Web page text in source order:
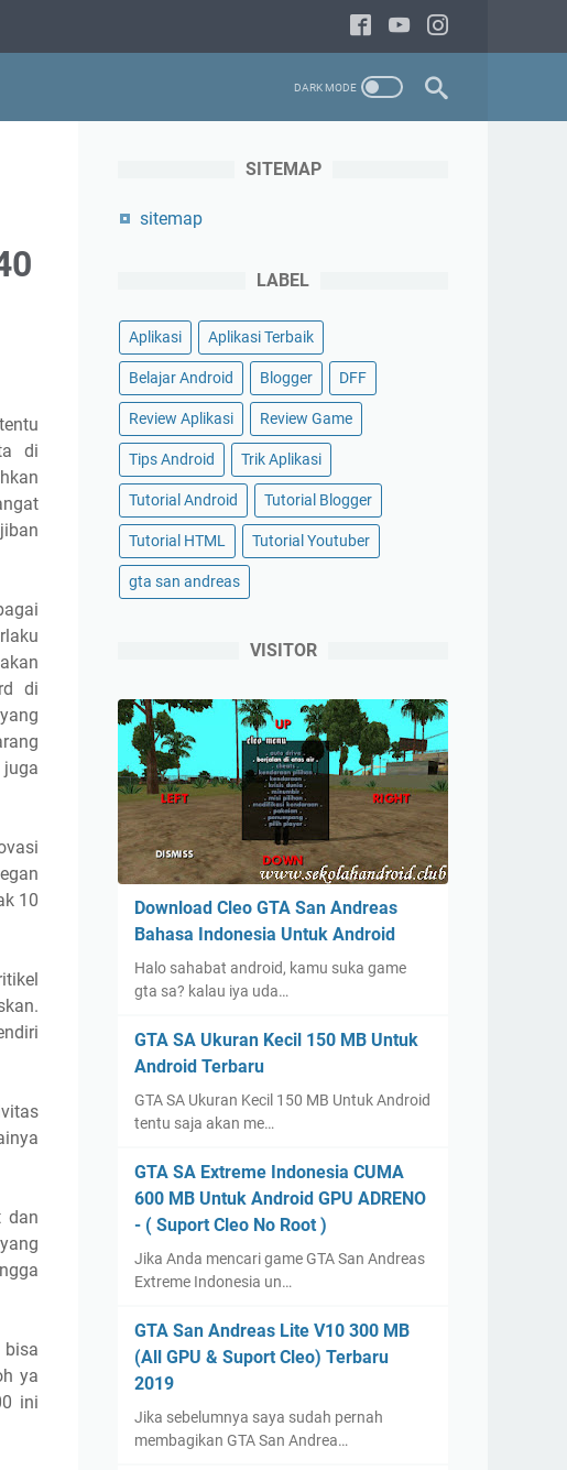
di
di
10
dan
bisa
ya
ini
SITEMAP
sitemap
LABEL
Aplikasi Aplikasi Terbaik
Belajar Android Blogger DFF
Review Aplikasi Review Game
Tips Android Trik Aplikasi
Tutorial Android Tutorial Blogger
Tutorial HTML Tutorial Youtuber
gta san andreas
VISITOR
Download Cleo GTA San Andreas
Bahasa Indonesia Untuk Android
Halo sahabat android, kamu suka game
gta sa? kalau iya uda…
GTA SA Ukuran Kecil 150 MB Untuk
Android Terbaru
GTA SA Ukuran Kecil 150 MB Untuk Android
tentu saja akan me…
GTA SA Extreme Indonesia CUMA
600 MB Untuk Android GPU ADRENO
- ( Suport Cleo No Root )
Jika Anda mencari game GTA San Andreas
Extreme Indonesia un…
GTA San Andreas Lite V10 300 MB
(All GPU & Suport Cleo) Terbaru
2019
Jika sebelumnya saya sudah pernah
membagikan GTA San Andrea…